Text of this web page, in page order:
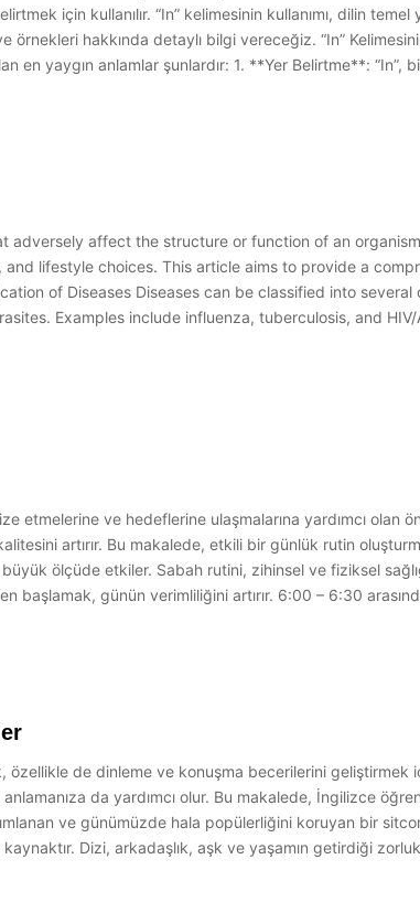
için kullanılır. “In” kelimesinin kullanımı, dilin
hakkında detaylı bilgi vereceğiz. “In”
en yaygın anlamlar şunlardır: 1. **Yer Belirtme**: “In”,
adversely affect the structure or function of an
lifestyle choices. This article aims to provide a
of Diseases Diseases can be classified into
Examples include influenza, tuberculosis, and
etmelerine ve hedeflerine ulaşmalarına yardımcı olan
artırır. Bu makalede, etkili bir günlük rutin
büyük ölçüde etkiler. Sabah rutini, zihinsel ve fiziksel
başlamak, günün verimliliğini artırır. 6:00 – 6:30
de dinleme ve konuşma becerilerini geliştirmek
da yardımcı olur. Bu makalede, İngilizce
ve günümüzde hala popülerliğini koruyan bir
Dizi, arkadaşlık, aşk ve yaşamın getirdiği